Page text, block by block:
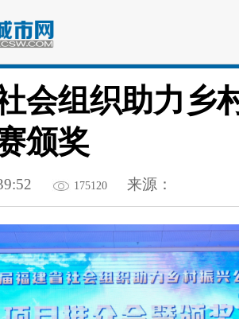
会组织助力乡
颁奖
175120 来源：